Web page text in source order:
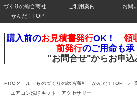
づくりの総合商社
かんだ！TOP
ご利用案内 お問
購入前のお見積書発行OK！ 領
前発行のご用命も承
"お問合せ"からお申込
PROツール・ものづくりの総合商社 かんだ！TOP
エアコン洗浄キット・アクセサリー